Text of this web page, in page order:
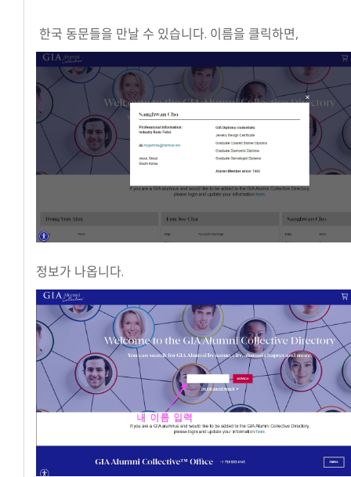
한국 동문들을 만날 수 있습니다. 이름을 클릭하면,
정보가 나옵니다.